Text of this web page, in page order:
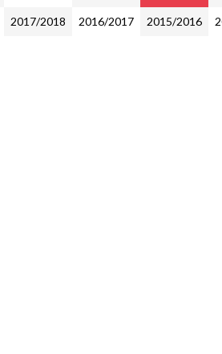
2017/2018 2016/2017 2015/2016